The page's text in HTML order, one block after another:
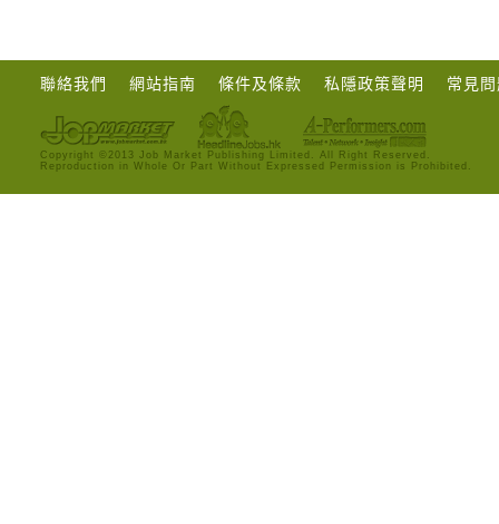
聯絡我們 網站指南 條件及條款 私隱政策聲明 常見
Copyright ©2013 Job Market Publishing Limited. All Right Reserved.
Reproduction in Whole Or Part Without Expressed Permission is Prohibited.